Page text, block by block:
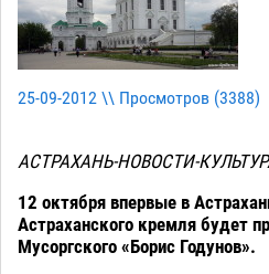
25-09-2012 \\ Просмотров (3388)
АСТРАХАНЬ-НОВОСТИ-
12 октября впервые в
Астраханского кремля будет
Мусоргского «Борис Годунов».